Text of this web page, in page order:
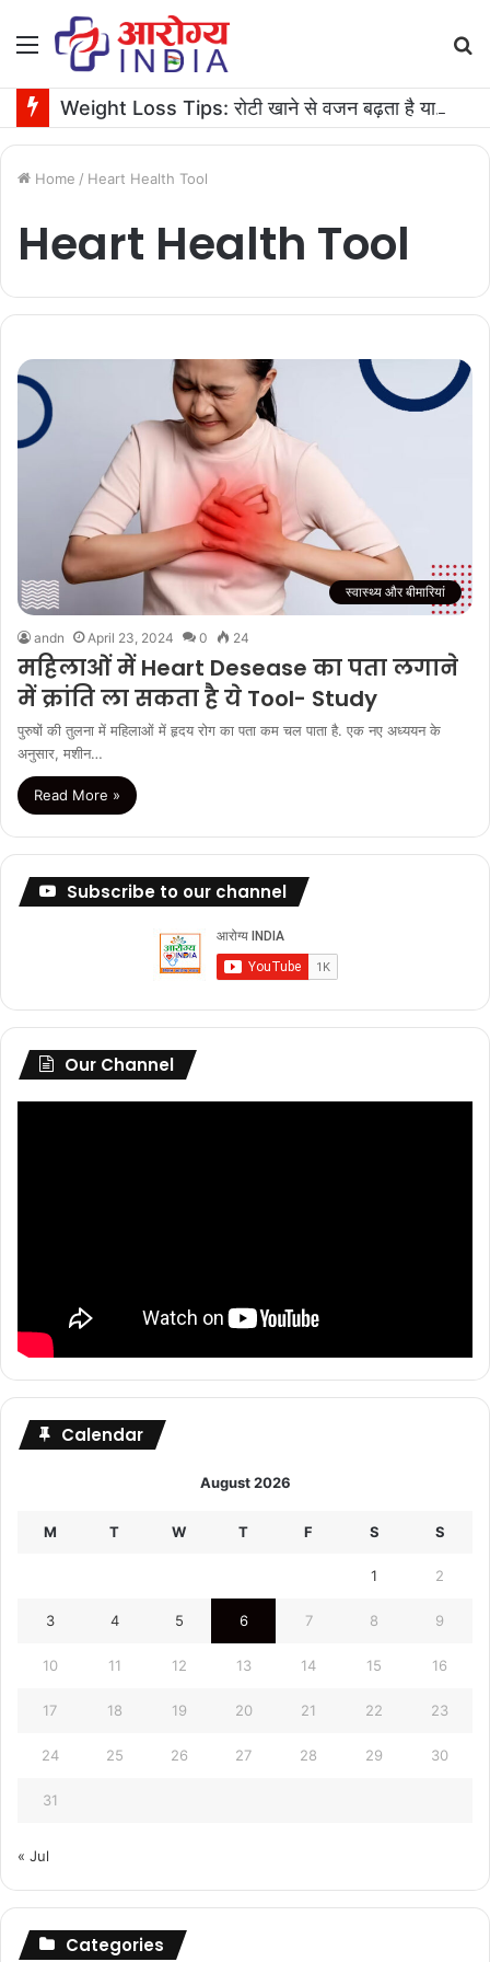
Menu
Weight Loss Tips: रोटी खाने से वजन बढ़ता है या घटता है? जानें एक्सपर्ट की सलाह
Home / Heart Health Tool
Heart Health Tool
स्वास्थ्य और बीमारियां
andn April 23, 2024 0 24
महिलाओं में Heart Desease का पता लगाने
में क्रांति ला सकता है ये Tool- Study
पुरुषों की तुलना में महिलाओं में हृदय रोग का पता कम चल पाता है. एक नए अध्ययन के
अनुसार, मशीन…
Read More »
Subscribe to our channel
Our Channel
Calendar
August 2026
M T W T F S S
1 2
3 4 5 6 7 8 9
10 11 12 13 14 15 16
17 18 19 20 21 22 23
24 25 26 27 28 29 30
31
« Jul
Categories